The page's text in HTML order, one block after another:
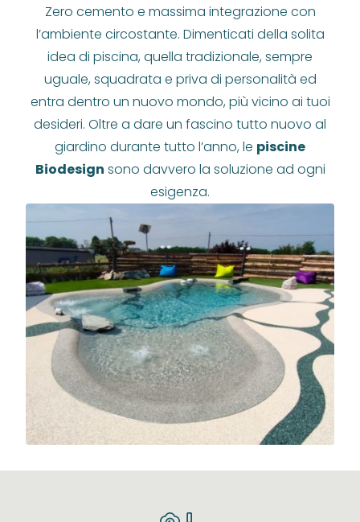
Zero cemento e massima integrazione con
l’ambiente circostante. Dimenticati della solita
idea di piscina, quella tradizionale, sempre
uguale, squadrata e priva di personalità ed
entra dentro un nuovo mondo, più vicino ai tuoi
desideri. Oltre a dare un fascino tutto nuovo al
giardino durante tutto l’anno, le piscine
Biodesign sono davvero la soluzione ad ogni
esigenza.